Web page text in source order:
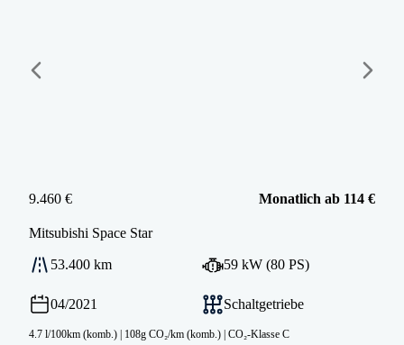
9.460 € Monatlich ab 114 €
Mitsubishi Space Star
53.400 km 59 kW (80 PS)
04/2021 Schaltgetriebe
4.7 l/100km (komb.) | 108g CO₂/km (komb.) | CO₂-Klasse C